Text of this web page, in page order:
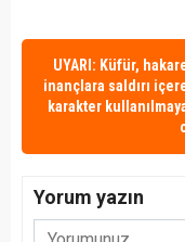
UYARI: Küfür,
inançlara saldırı
karakter
Yorum yazın